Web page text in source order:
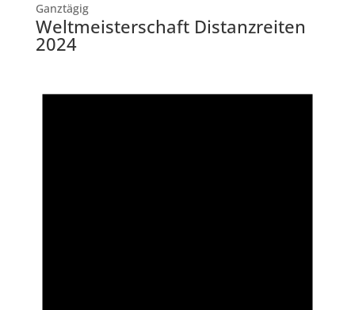
Ganztägig
Weltmeisterschaft Distanzreiten
2024